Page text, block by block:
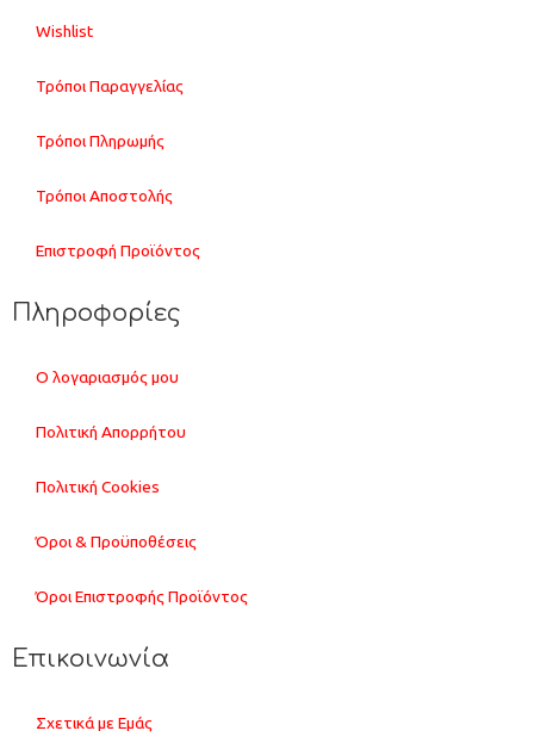
Wishlist
Τρόποι Παραγγελίας
Τρόποι Πληρωμής
Τρόποι Αποστολής
Επιστροφή Προϊόντος
Πληροφορίες
Ο λογαριασμός μου
Πολιτική Απορρήτου
Πολιτική Cookies
Όροι & Προϋποθέσεις
Όροι Επιστροφής Προϊόντος
Επικοινωνία
Σχετικά με Εμάς